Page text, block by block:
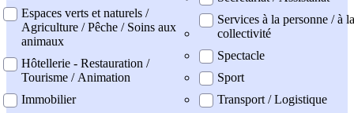
Espaces verts et naturels /
Agriculture / Pêche / Soins aux
animaux
Hôtellerie - Restauration /
Tourisme / Animation
Immobilier
Services à la personne / à la
collectivité
Spectacle
Sport
Transport / Logistique